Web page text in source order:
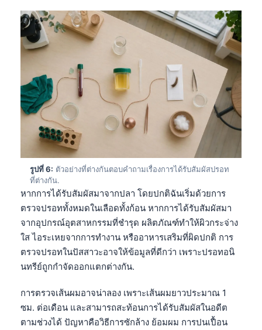
รูปที่ 6: ตัวอย่างที่ต่างกันตอบคำถามเรื่องการได้รับสัมผัสปรอท
ที่ต่างกัน.
หากการได้รับสัมผัสมาจากปลา โดยปกติฉันเริ่มด้วยการ
ตรวจปรอททั้งหมดในเลือดทั้งก้อน หากการได้รับสัมผัสมา
จากอุปกรณ์อุตสาหกรรมที่ชำรุด ผลิตภัณฑ์ทำให้ผิวกระจ่าง
ใส ไอระเหยจากการทำงาน หรืออาหารเสริมที่ผิดปกติ การ
ตรวจปรอทในปัสสาวะอาจให้ข้อมูลที่ดีกว่า เพราะปรอทอนิ
นทรีย์ถูกกำจัดออกแตกต่างกัน.
การตรวจเส้นผมอาจน่าลอง เพราะเส้นผมยาวประมาณ 1
ซม. ต่อเดือน และสามารถสะท้อนการได้รับสัมผัสในอดีต
ตามช่วงได้ ปัญหาคือวิธีการซักล้าง ย้อมผม การปนเปื้อน